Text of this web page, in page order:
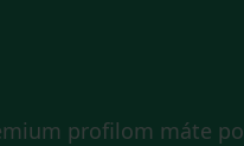
profilom máte po